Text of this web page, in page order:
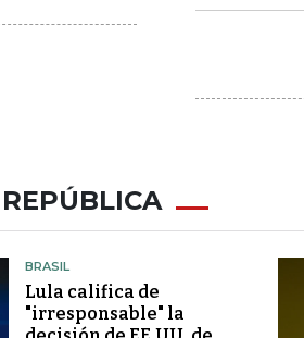
BRASIL
Lula califica de
"irresponsable" la